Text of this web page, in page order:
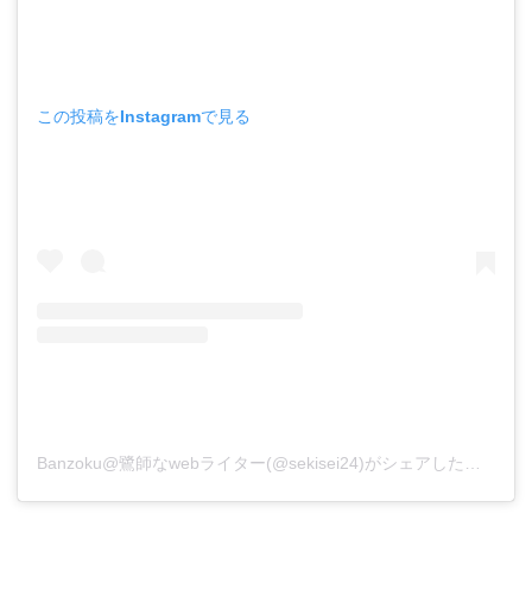
この投稿をInstagramで見る
Banzoku@鷺師なwebライター(@sekisei24)がシェアした投稿